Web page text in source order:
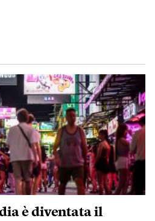
è diventata il